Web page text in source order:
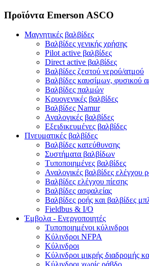
Προϊόντα Emerson ASCO
Μαγνητικές βαλβίδες
Βαλβίδες γενικής χρήσης
Pilot active βαλβίδες
Direct active βαλβίδες
Βαλβίδες ζεστού νερού/ατμού
Βαλβίδες καυσίμων, φυσικού
Βαλβίδες παλμών
Κρυογενικές βαλβίδες
Bαλβίδες Namur
Αναλογικές βαλβίδες
Εξειδικευμένες βαλβίδες
Πνευματικές βαλβίδες
Βαλβίδες κατεύθυνσης
Συστήματα βαλβίδων
Τυποποιημένες βαλβίδες
Αναλογικές βαλβίδες ελέγχου
Βαλβίδες ελέγχου πίεσης
Βαλβίδες ασφαλείας
Βαλβίδες ροής και βαλβίδες
Fieldbus & Ι/Ο
Έμβολα - Ενεργοποιητές
Τυποποιημένοι κύλινδροι
Κύλινδροι NFPA
Κύλινδρoι
Κύλινδροι μικρής διαδρομής